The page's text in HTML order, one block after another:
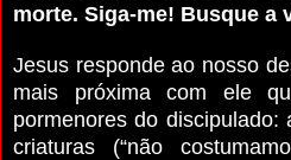
morte. Siga-me! Busque a
Jesus responde ao nosso
mais próxima com ele
pormenores do
criaturas (“não